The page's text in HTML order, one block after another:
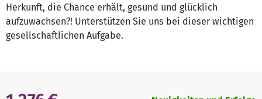
Herkunft, die Chance erhält, gesund und glücklich
aufzuwachsen?! Unterstützen Sie uns bei dieser wichtigen
gesellschaftlichen Aufgabe.